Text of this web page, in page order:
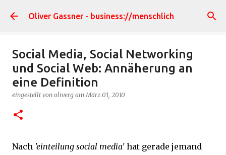
Direkt zum Hauptbereich
Oliver Gassner - business://menschlich
Social Media, Social Networking
und Social Web: Annäherung an
eine Definition
eingestellt von oliverg amMärz 01, 2010
Nach 'einteilung social media' hat gerade jemand